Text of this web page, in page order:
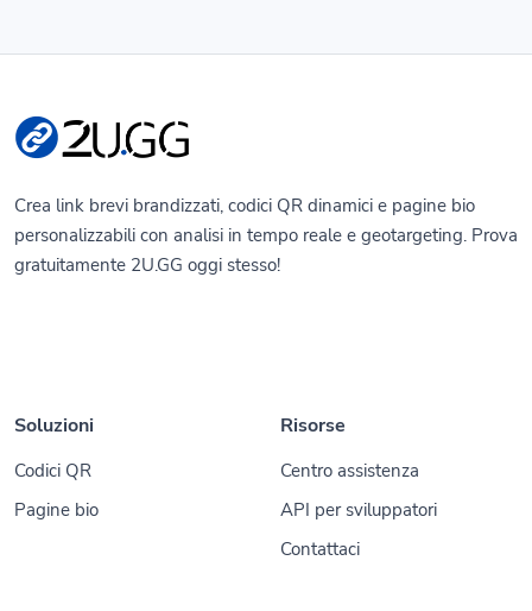
Crea link brevi brandizzati, codici QR dinamici e pagine bio
personalizzabili con analisi in tempo reale e geotargeting. Prova
gratuitamente 2U.GG oggi stesso!
Soluzioni
Codici QR
Pagine bio
Risorse
Centro assistenza
API per sviluppatori
Contattaci